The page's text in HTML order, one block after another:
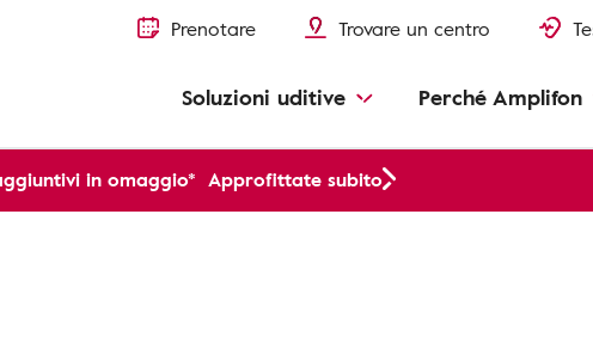
Prenotare Trovare un centro
Soluzioni uditive Perché Amplifon
in omaggio* Approfittate subito